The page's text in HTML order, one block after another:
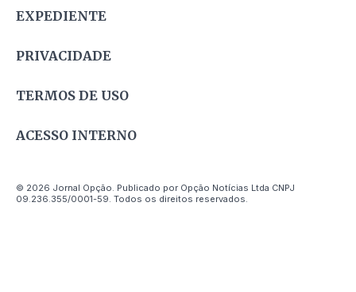
EXPEDIENTE
PRIVACIDADE
TERMOS DE USO
ACESSO INTERNO
© 2026 Jornal Opção. Publicado por Opção Notícias Ltda CNPJ
09.236.355/0001-59. Todos os direitos reservados.